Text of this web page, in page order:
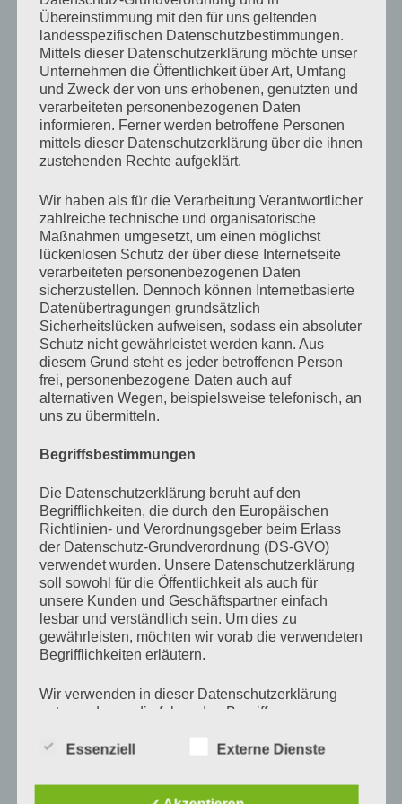
zu der Erkenntnis gekommen, dass ich erstens neben
Konsument medialer Verblödung auch noch Produzent
medialer Verblödung bin und zweitens nichtmal 140
Zeichen brauche, um persönlich zu werden. Hurra!
Moinsen zusammen!8:39 PM Jan 18th from
Erst Kaffee oder erst Duschen?8:31 PM Jan 10th
from TweetDeck
Ich könnte den ganzen Tag so weiter machen mit
Nichtbewegen …5:19 AM Jan 10thfrom TweetDeck
Bewegung ist heute nicht mein Ding!
10thfrom TweetDeck
Blöde Tastatur!2:23 AM Jan 10thfrom TweetDeck
Keine Ahnung …2:08 AM Jan 7thfrom TweetDeck
Käselolli3:47 AM Dec 30th, 2009
TweetDeck
Ich sag‘ nur: „Schildkrötenkacke!“ und das ist mein
letztes Wort für heute! 8:46 AM Nov 11th, 2009from
TweetDeck
Wird das heute auch mal hell?1:28 AM Nov 9th, 2009
from TweetDeck
Immer wenn ich gerade können könnte, kann ich
nicht, weil die Zeit zu knapp ist. (Ich red‘ hier vom
so, jetzt aber!1:10 AM Nov 9th, 2009from TweetDeck
Zeit … 10:14 PM Nov 8th, 2009
from TweetDeck
Übereinstimmung mit den für uns geltenden
landesspezifischen Datenschutzbestimmungen.
Mittels dieser Datenschutzerklärung möchte unser
Unternehmen die Öffentlichkeit über Art, Umfang
und Zweck der von uns erhobenen, genutzten und
verarbeiteten personenbezogenen Daten
informieren. Ferner werden betroffene Personen
mittels dieser Datenschutzerklärung über die ihnen
zustehenden Rechte aufgeklärt.
Wir haben als für die Verarbeitung Verantwortlicher
zahlreiche technische und organisatorische
Maßnahmen umgesetzt, um einen möglichst
lückenlosen Schutz der über diese Internetseite
verarbeiteten personenbezogenen Daten
sicherzustellen. Dennoch können Internetbasierte
Datenübertragungen grundsätzlich
Sicherheitslücken aufweisen, sodass ein absoluter
Schutz nicht gewährleistet werden kann. Aus
diesem Grund steht es jeder betroffenen Person
frei, personenbezogene Daten auch auf
alternativen Wegen, beispielsweise telefonisch, an
uns zu übermitteln.
Begriffsbestimmungen
Die Datenschutzerklärung beruht auf den
Begrifflichkeiten, die durch den Europäischen
Richtlinien- und Verordnungsgeber beim Erlass
der Datenschutz-Grundverordnung (DS-GVO)
verwendet wurden. Unsere Datenschutzerklärung
soll sowohl für die Öffentlichkeit als auch für
unsere Kunden und Geschäftspartner einfach
lesbar und verständlich sein. Um dies zu
gewährleisten, möchten wir vorab die verwendeten
Begrifflichkeiten erläutern.
Wir verwenden in dieser Datenschutzerklärung
unter anderem die folgenden Begriffe:
a) personenbezogene Daten
Personenbezogene Daten sind alle
Essenziell Externe Dienste